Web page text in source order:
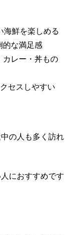
鮮を楽しめる
的な満足感
レー・丼もの
セスしやすい
の人も多く訪れ
におすすめです